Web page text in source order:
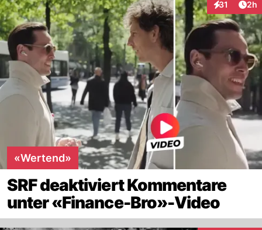
31
Interaktionen
2h
«Wertend»
SRF deaktiviert Kommentare
unter «Finance-Bro»-Video